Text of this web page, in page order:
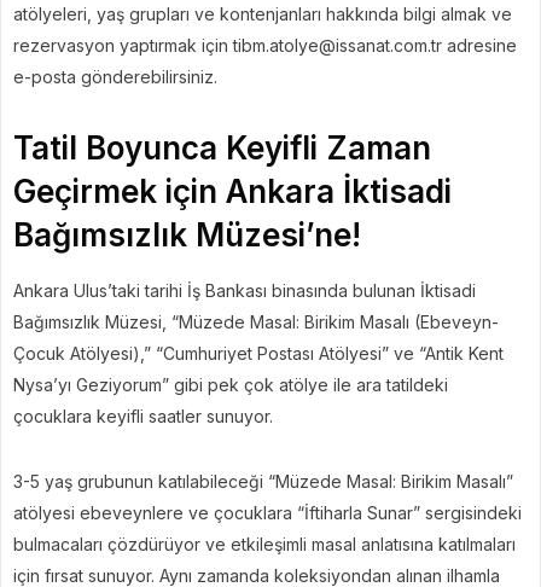
atölyeleri, yaş grupları ve kontenjanları hakkında bilgi almak ve
rezervasyon yaptırmak için tibm.atolye@issanat.com.tr adresine
e-posta gönderebilirsiniz.
Tatil Boyunca Keyifli Zaman
Geçirmek için Ankara İktisadi
Bağımsızlık Müzesi’ne!
Ankara Ulus’taki tarihi İş Bankası binasında bulunan İktisadi
Bağımsızlık Müzesi, “Müzede Masal: Birikim Masalı (Ebeveyn-
Çocuk Atölyesi),” “Cumhuriyet Postası Atölyesi” ve “Antik Kent
Nysa’yı Geziyorum” gibi pek çok atölye ile ara tatildeki
çocuklara keyifli saatler sunuyor.
3-5 yaş grubunun katılabileceği “Müzede Masal: Birikim Masalı”
atölyesi ebeveynlere ve çocuklara “İftiharla Sunar” sergisindeki
bulmacaları çözdürüyor ve etkileşimli masal anlatısına katılmaları
için fırsat sunuyor. Aynı zamanda koleksiyondan alınan ilhamla